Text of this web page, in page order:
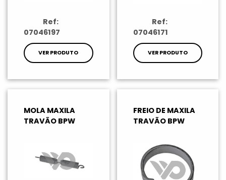
Ref:
07046197
VER PRODUTO
Ref:
07046171
VER PRODUTO
MOLA MAXILA
TRAVÃO BPW
FREIO DE MAXILA
TRAVÃO BPW